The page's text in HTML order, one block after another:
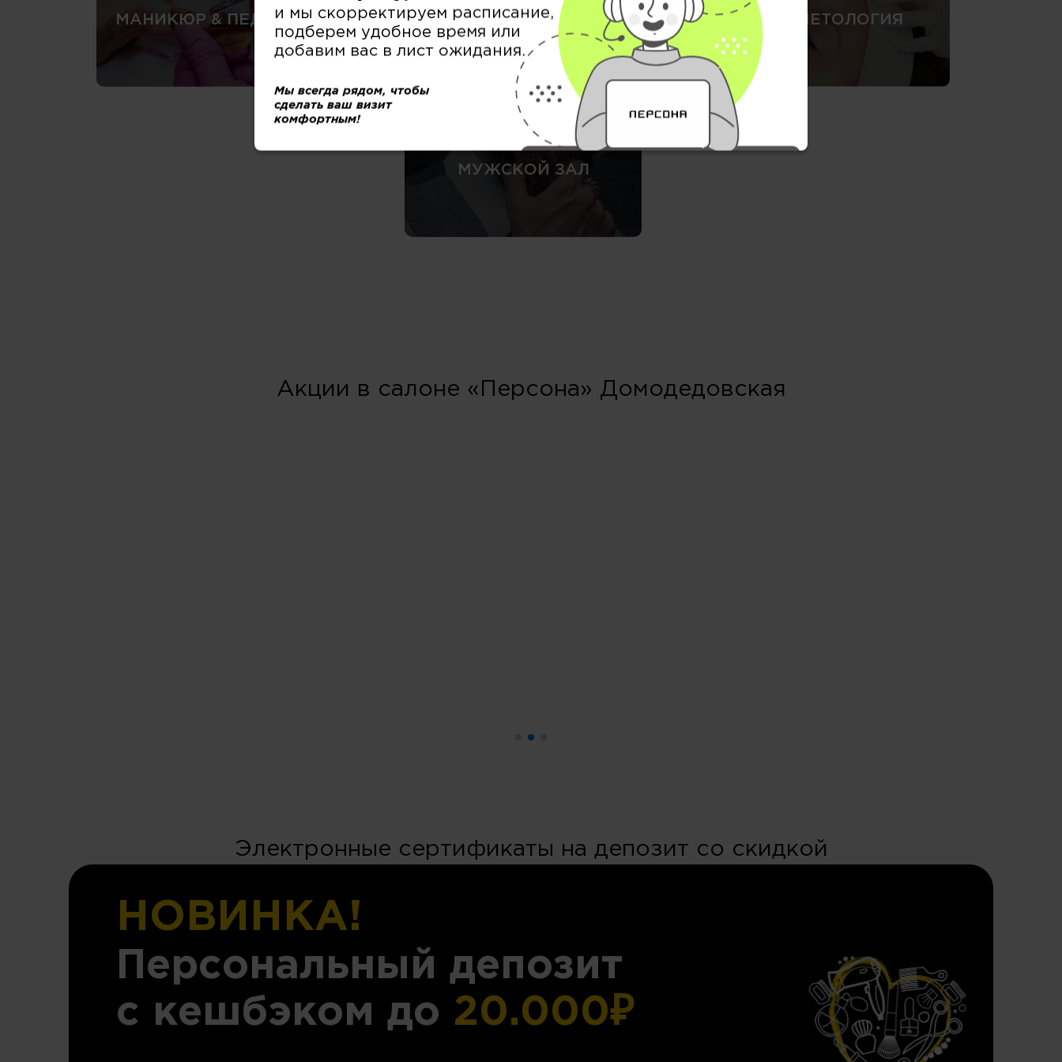
МАНИКЮР & ПЕДИКЮР
БРОВИ / РЕСНИЦЫ &
ВИЗАЖ
КОСМЕТОЛОГИЯ
МУЖСКОЙ ЗАЛ
Акции в салоне «Персона» Домодедовская
Электронные сертификаты на депозит со скидкой
НОВИНКА!
Персональный депозит
с кешбэком до 20.000₽
и мы скорректируем расписание,
подберем удобное время или
добавим вас в лист ожидания.
Мы всегда рядом, чтобы
сделать ваш визит
комфортным!